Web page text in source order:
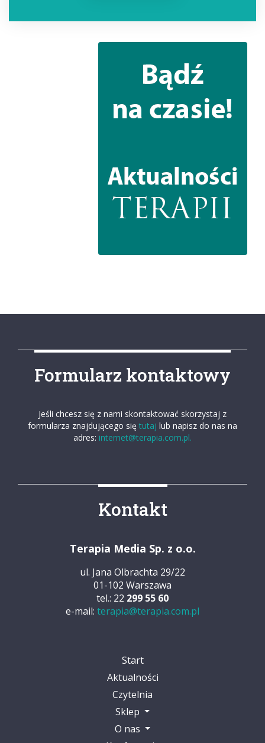
Formularz kontaktowy
Jeśli chcesz się z nami skontaktować skorzystaj z
formularza znajdującego się tutaj lub napisz do nas na
adres: internet@terapia.com.pl.
Kontakt
Terapia Media Sp. z o.o.
ul. Jana Olbrachta 29/22
01-102 Warszawa
tel.: 22 299 55 60
e-mail: terapia@terapia.com.pl
Start
Aktualności
Czytelnia
Sklep
O nas